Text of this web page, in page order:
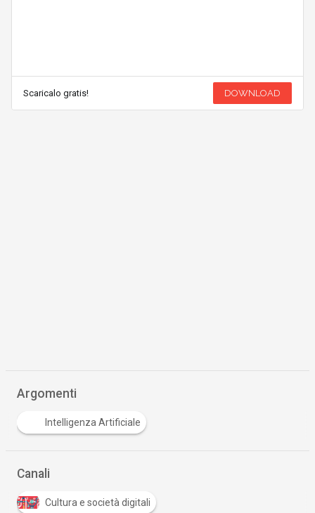
Scaricalo gratis! DOWNLOAD
Argomenti
Intelligenza Artificiale
Canali
Cultura e società digitali